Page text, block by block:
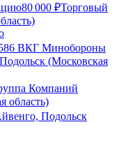
80 000 ₽Торговый
ВКГ Минобороны
(Московская
Компаний
Подольск